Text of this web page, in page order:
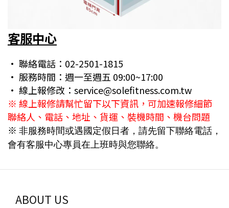
客服中心
• 聯絡電話：02-2501-1815
• 服務時間：週一至週五 09:00~17:00
• 線上報修改：service@solefitness.com.tw
※ 線上報修請幫忙留下以下資訊，可加速報修細節
聯絡人、電話、地址、貨運、裝機時間、機台問題
※ 非服務時間或遇國定假日者，請先留下聯絡電話，
會有客服中心專員在上班時與您聯絡。
ABOUT US